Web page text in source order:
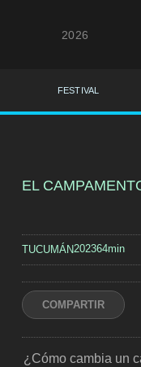
2026
FESTIVAL
EL
TUCUMÁN202364min
COMPARTIR
¿Cómo cambia un